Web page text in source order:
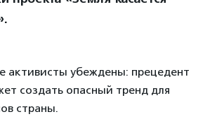
активисты убеждены: прецедент
создать опасный тренд для
страны.